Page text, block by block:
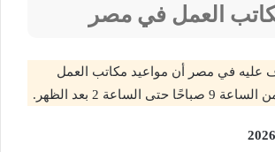
العمل في مصر
عليه في مصر أن مواعيد مكاتب العمل
الساعة 2 بعد الظهر.